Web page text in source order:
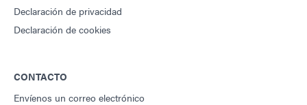
Declaración de privacidad
Declaración de cookies
CONTACTO
Envíenos un correo electrónico